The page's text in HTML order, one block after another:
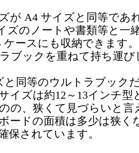
が A4 サイズと同等であ
ズのノートや書類等と一
ケースにも収納できます
ブックを重ねて持ち運
と同等のウルトラブック
イズは約12～13インチ
の、狭くて見づらいと
ードの面積は多少は狭く
保されています。